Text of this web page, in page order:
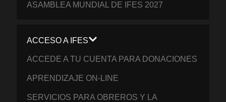
ASAMBLEA MUNDIAL DE IFES 2027
ACCESO A IFES
ACCEDE A TU CUENTA PARA DONACIONES
APRENDIZAJE ON-LINE
SERVICIOS PARA OBREROS Y LA